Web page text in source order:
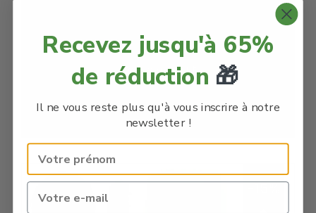
Broad Spectrum
Voir le produit
En savoir plus
-15%
Recevez jusqu'à 65%
de réduction 🎁
Il ne vous reste plus qu'à vous inscrire à notre
newsletter !